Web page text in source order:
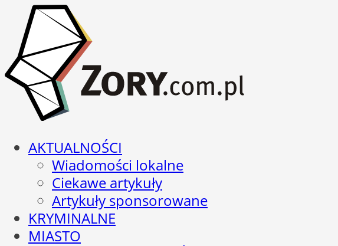
AKTUALNOŚCI
Wiadomości lokalne
Ciekawe artykuły
Artykuły sponsorowane
KRYMINALNE
MIASTO